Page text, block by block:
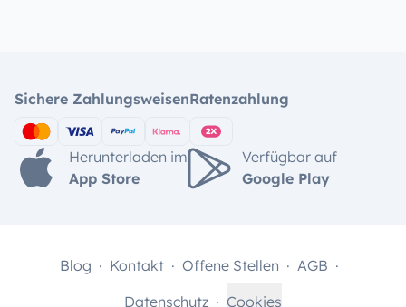
Sichere ZahlungsweisenRatenzahlung
Herunterladen im
App Store
Verfügbar auf
Google Play
Blog Kontakt Offene Stellen
AGB
Datenschutz
Cookies